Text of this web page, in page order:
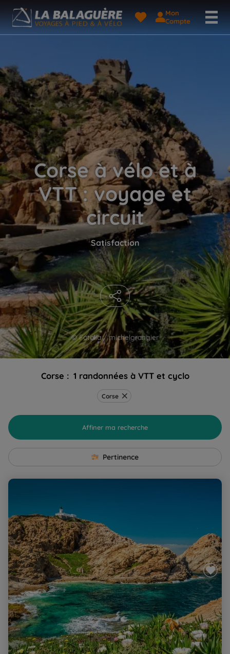
Mon
Compte
© Fotolia / michelgrangier
Corse à vélo et à
VTT : voyage et
circuit
Satisfaction
Corse : 1 randonnées à VTT et cyclo
Corse
Affiner ma recherche
Pertinence
Le Cap Corse et ses tours Génoises à vélo